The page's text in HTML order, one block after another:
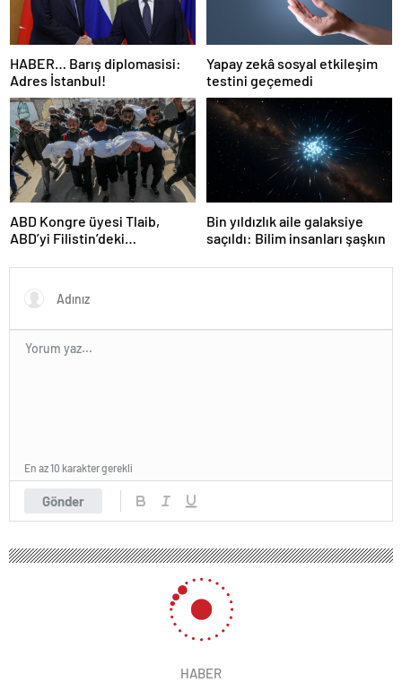
HABER… Barış diplomasisi:
Adres İstanbul!
Yapay zekâ sosyal etkileşim
testini geçemedi
ABD Kongre üyesi Tlaib,
ABD’yi Filistin’deki
olmakla itham etti
Bin yıldızlık aile galaksiye
saçıldı: Bilim insanları şaşkın
Gönder
En az 10 karakter gerekli
HABER